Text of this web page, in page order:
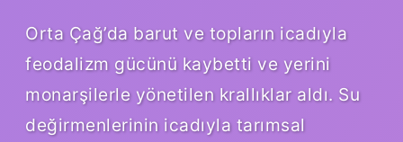
Orta Çağ’da barut ve topların icadıyla
feodalizm gücünü kaybetti ve yerini
monarşilerle yönetilen krallıklar aldı. Su
değirmenlerinin icadıyla tarımsal